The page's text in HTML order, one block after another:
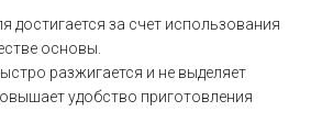
достигается за счет использования
основы.
разжигается и не выделяет
удобство приготовления